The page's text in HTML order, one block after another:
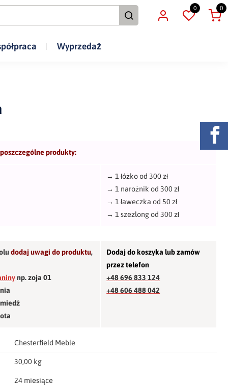
0 0
Wyprzedaż
produkty:
→1 łóżko od 300 zł
→1 narożnik od 300 zł
→1 ławeczka od 50 zł
→1 szezlong od 300 zł
dodaj uwagi do produktu,
np. zoja 01
Dodaj do koszyka lub zamów
przez telefon
+48 696 833 124
+48 606 488 042
Chesterfield Meble
30,00 kg
24 miesiące